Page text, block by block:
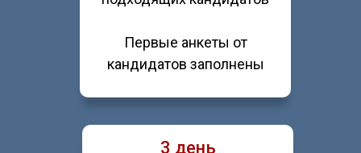
Первые анкеты от
кандидатов заполнены
3 день